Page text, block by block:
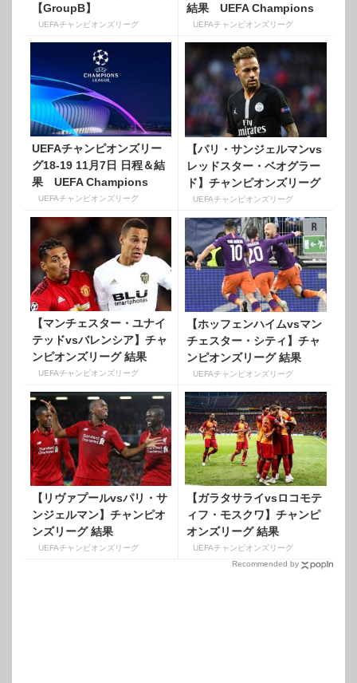
【GroupB】
UEFAチャンピオンズリーグ
結果 UEFA Champions
League
UEFAチャンピオンズリーグ
UEFAチャンピオンズリー
グ18-19 11月7日 日程＆結
果 UEFA Champions
League
UEFAチャンピオンズリーグ
【パリ・サンジェルマンvs
レッドスター・ベオグラー
ド】チャンピオンズリーグ
結果【GroupC】
UEFAチャンピオンズリーグ
【マンチェスター・ユナイ
テッドvsバレンシア】チャ
ンピオンズリーグ 結果
【GroupH】
UEFAチャンピオンズリーグ
【ホッフェンハイムvsマン
チェスター・シティ】チャ
ンピオンズリーグ 結果
【GroupF】
UEFAチャンピオンズリーグ
【リヴァプールvsパリ・サ
ンジェルマン】チャンピオ
ンズリーグ 結果
【GroupC】
UEFAチャンピオンズリーグ
【ガラタサライvsロコモテ
ィフ・モスクワ】チャンピ
オンズリーグ 結果
【GroupD】
UEFAチャンピオンズリーグ
Recommended by